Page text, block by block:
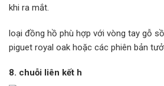
khi ra mắt.
loại đồng hồ phù hợp với vòng tay gỗ
piguet royal oak hoặc các phiên bản
8. chuỗi liên kết h